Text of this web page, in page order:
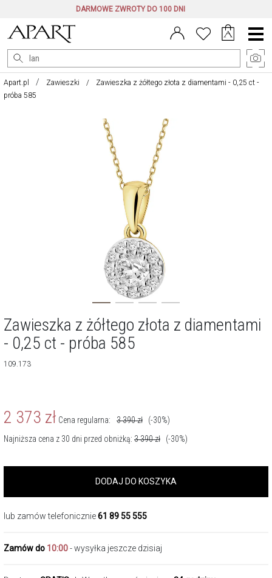
DARMOWE ZWROTY DO 100 DNI
Menu
główne
Apart.pl Zawieszki
Zawieszka z żółtego złota z diamentami - 0,25 ct -
próba 585
Zawieszka z żółtego złota z diamentami
- 0,25 ct - próba 585
109.173
2 373 zł Cena regularna: 3 390zł
(-30%)
Najniższa cena z 30 dni przed obniżką: 3 390zł (-30%)
DODAJ DO KOSZYKA
lub zamów telefonicznie61 89 55 555
Zamów do 10:00- wysyłka jeszcze dzisiaj